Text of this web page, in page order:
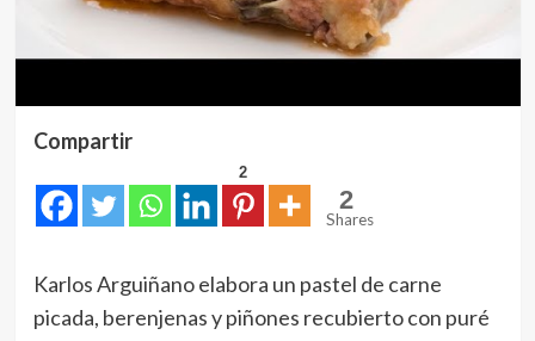
Compartir
2
2
Shares
Karlos Arguiñano elabora un pastel de carne
picada, berenjenas y piñones recubierto con puré